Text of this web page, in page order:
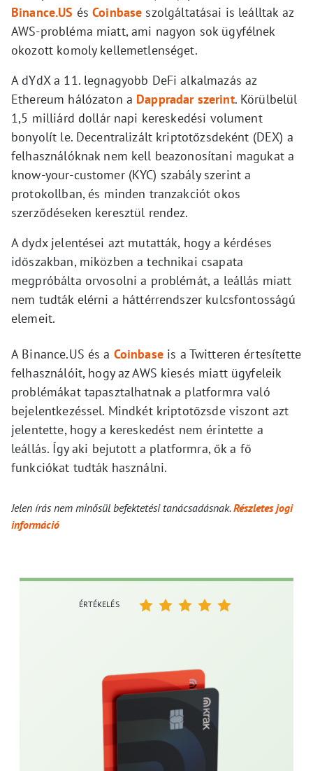
Binance.US ésCoinbase szolgáltatásai is leálltak az
AWS-probléma miatt, ami nagyon sok ügyfélnek
okozott komoly kellemetlenséget.
A dYdX a 11. legnagyobb DeFi alkalmazás az
Ethereum hálózaton a Dappradar szerint. Körülbelül
1,5 milliárd dollár napi kereskedési volument
bonyolít le. Decentralizált kriptotőzsdeként (DEX) a
felhasználóknak nem kell beazonosítani magukat a
know-your-customer (KYC) szabály szerint a
protokollban, és minden tranzakciót okos
szerződéseken keresztül rendez.
A dydx jelentései azt mutatták, hogy a kérdéses
időszakban, miközben a technikai csapata
megpróbálta orvosolni a problémát, a leállás miatt
nem tudták elérni a háttérrendszer kulcsfontosságú
elemeit.
A Binance.US és a Coinbaseis a Twitteren értesítette
felhasználóit, hogy az AWS kiesés miatt ügyfeleik
problémákat tapasztalhatnak a platformra való
bejelentkezéssel. Mindkét kriptotőzsde viszont azt
jelentette, hogy a kereskedést nem érintette a
leállás. Így aki bejutott a platformra, ők a fő
funkciókat tudták használni.
Jelen írás nem minősül befektetési tanácsadásnak.Részletes jogi
információ
ÉRTÉKELÉS